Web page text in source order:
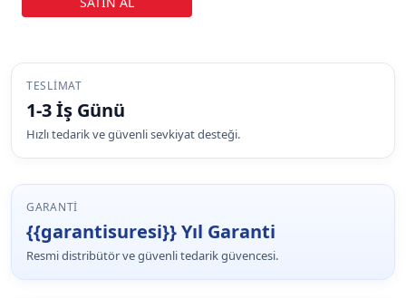
TESLIMAT
1-3 İş Günü
Hızlı tedarik ve güvenli sevkiyat desteği.
GARANTI
{{garantisuresi}} Yıl Garanti
Resmi distribütör ve güvenli tedarik güvencesi.